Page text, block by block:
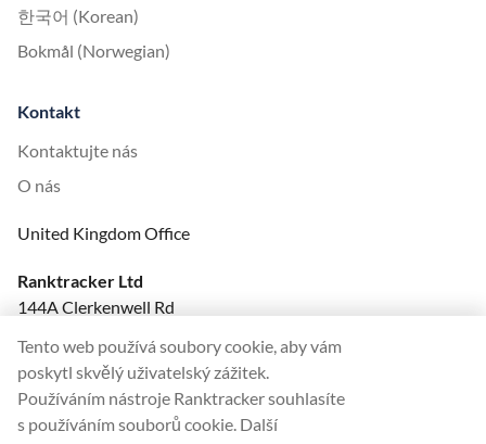
한국어 (Korean)
Bokmål (Norwegian)
Kontakt
Kontaktujte nás
O nás
United Kingdom Office
Ranktracker Ltd
144A Clerkenwell Rd
Company No: 08820809
felix@ranktracker.com
Tento web používá soubory cookie, aby vám
poskytl skvělý uživatelský zážitek.
Používáním nástroje Ranktracker souhlasíte
s používáním souborů cookie. Další